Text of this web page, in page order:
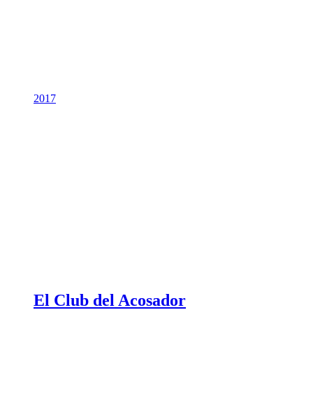
2017
El Club del Acosador